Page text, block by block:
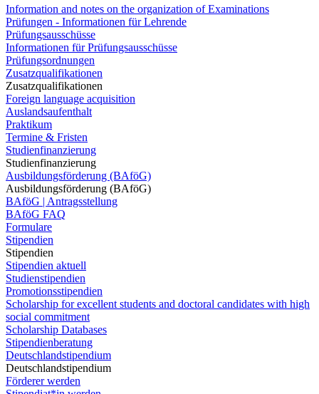
Information and notes on the organization of Examinations
Prüfungen - Informationen für Lehrende
Prüfungsausschüsse
Informationen für Prüfungsausschüsse
Prüfungsordnungen
Zusatzqualifikationen
Zusatzqualifikationen
Foreign language acquisition
Auslandsaufenthalt
Praktikum
Termine & Fristen
Studienfinanzierung
Studienfinanzierung
Ausbildungsförderung (BAföG)
Ausbildungsförderung (BAföG)
BAföG | Antragsstellung
BAföG FAQ
Formulare
Stipendien
Stipendien
Stipendien aktuell
Studienstipendien
Promotionsstipendien
Scholarship for excellent students and doctoral candidates with high
social commitment
Scholarship Databases
Stipendienberatung
Deutschlandstipendium
Deutschlandstipendium
Förderer werden